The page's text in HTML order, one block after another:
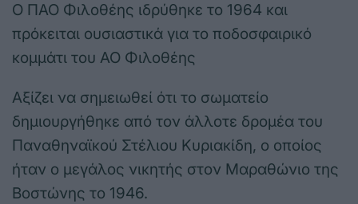
Ο ΠΑΟ Φιλοθέης ιδρύθηκε το 1964 και
πρόκειται ουσιαστικά για το ποδοσφαιρικό
κομμάτι του ΑΟ Φιλοθέης
Αξίζει να σημειωθεί ότι το σωματείο
δημιουργήθηκε από τον άλλοτε δρομέα του
Παναθηναϊκού Στέλιου Κυριακίδη, ο οποίος
ήταν ο μεγάλος νικητής στον Μαραθώνιο της
Βοστώνης το 1946.